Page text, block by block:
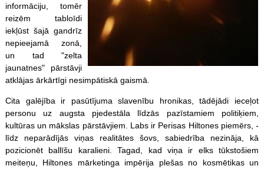
informāciju, tomēr
reizēm tabloīdi
iekļūst šajā gandrīz
nepieejamā zonā,
un tad "zelta
jaunatnes" pārstāvji
atklājas ārkārtīgi nesimpātiskā gaismā.
Cita galējība ir pasūtījuma slavenību hronikas, tādējādi ieceļot
personu uz augsta pjedestāla līdzās pazīstamiem politiķiem,
kultūras un mākslas pārstāvjiem. Labs ir Perisas Hiltones piemērs, -
līdz neparādījās viņas realitātes šovs, sabiedrība nezināja, kā
pozicionēt ballīšu karalieni. Tagad, kad viņa ir elks tūkstošiem
meiteņu, Hiltones mārketinga impērija plešas no kosmētikas un